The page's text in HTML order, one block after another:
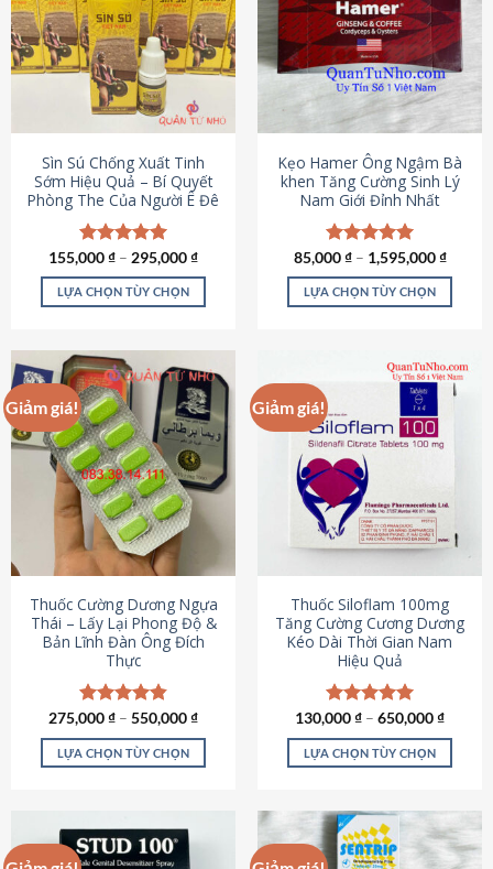
thể.
Các
tùy
chọn
có
thể
được
chọn
trên
trang
sản
phẩm
Sìn Sú Chống Xuất Tinh
Sớm Hiệu Quả – Bí Quyết
Phòng The Của Người Ê Đê
Được xếp
hạng4.95
5 sao
155,000₫ – 295,000₫
LỰA CHỌN TÙY CHỌN
này
có
nhiều
biến
thể.
Các
tùy
chọn
có
thể
chọn
trên
trang
sản
phẩm
Kẹo Hamer Ông Ngậm Bà
khen Tăng Cường Sinh Lý
Nam Giới Đỉnh Nhất
Được xếp
hạng5.00
5 sao
85,000₫– 1,595,000₫
LỰA CHỌN TÙY CHỌN
này
nhiều
biến
tùy
chọn
có
được
chọn
trên
trang
sản
phẩm
Giảm giá!
Thuốc Cường Dương Ngựa
Thái – Lấy Lại Phong Độ &
Bản Lĩnh Đàn Ông Đích
Thực
Được xếp
hạng4.87
5 sao
275,000₫ – 550,000₫
LỰA CHỌN TÙY CHỌN
có
Giảm giá!
Thuốc Siloflam 100mg
Tăng Cường Cương Dương
Kéo Dài Thời Gian Nam
Hiệu Quả
Được xếp
hạng5.00
5 sao
130,000₫ – 650,000₫
LỰA CHỌN TÙY CHỌN
này
có